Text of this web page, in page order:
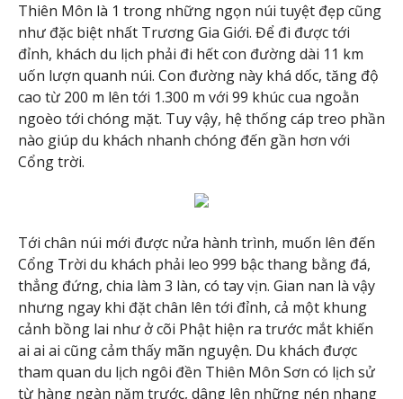
Thiên Môn là 1 trong những ngọn núi tuyệt đẹp cũng
như đặc biệt nhất Trương Gia Giới. Để đi được tới
đỉnh, khách du lịch phải đi hết con đường dài 11 km
uốn lượn quanh núi. Con đường này khá dốc, tăng độ
cao từ 200 m lên tới 1.300 m với 99 khúc cua ngoằn
ngoèo tới chóng mặt. Tuy vậy, hệ thống cáp treo phần
nào giúp du khách nhanh chóng đến gần hơn với
Cổng trời.
Tới chân núi mới được nửa hành trình, muốn lên đến
Cổng Trời du khách phải leo 999 bậc thang bằng đá,
thẳng đứng, chia làm 3 làn, có tay vịn. Gian nan là vậy
nhưng ngay khi đặt chân lên tới đỉnh, cả một khung
cảnh bồng lai như ở cõi Phật hiện ra trước mắt khiến
ai ai ai cũng cảm thấy mãn nguyện. Du khách được
tham quan du lịch ngôi đền Thiên Môn Sơn có lịch sử
từ hàng ngàn năm trước, dâng lên những nén nhang